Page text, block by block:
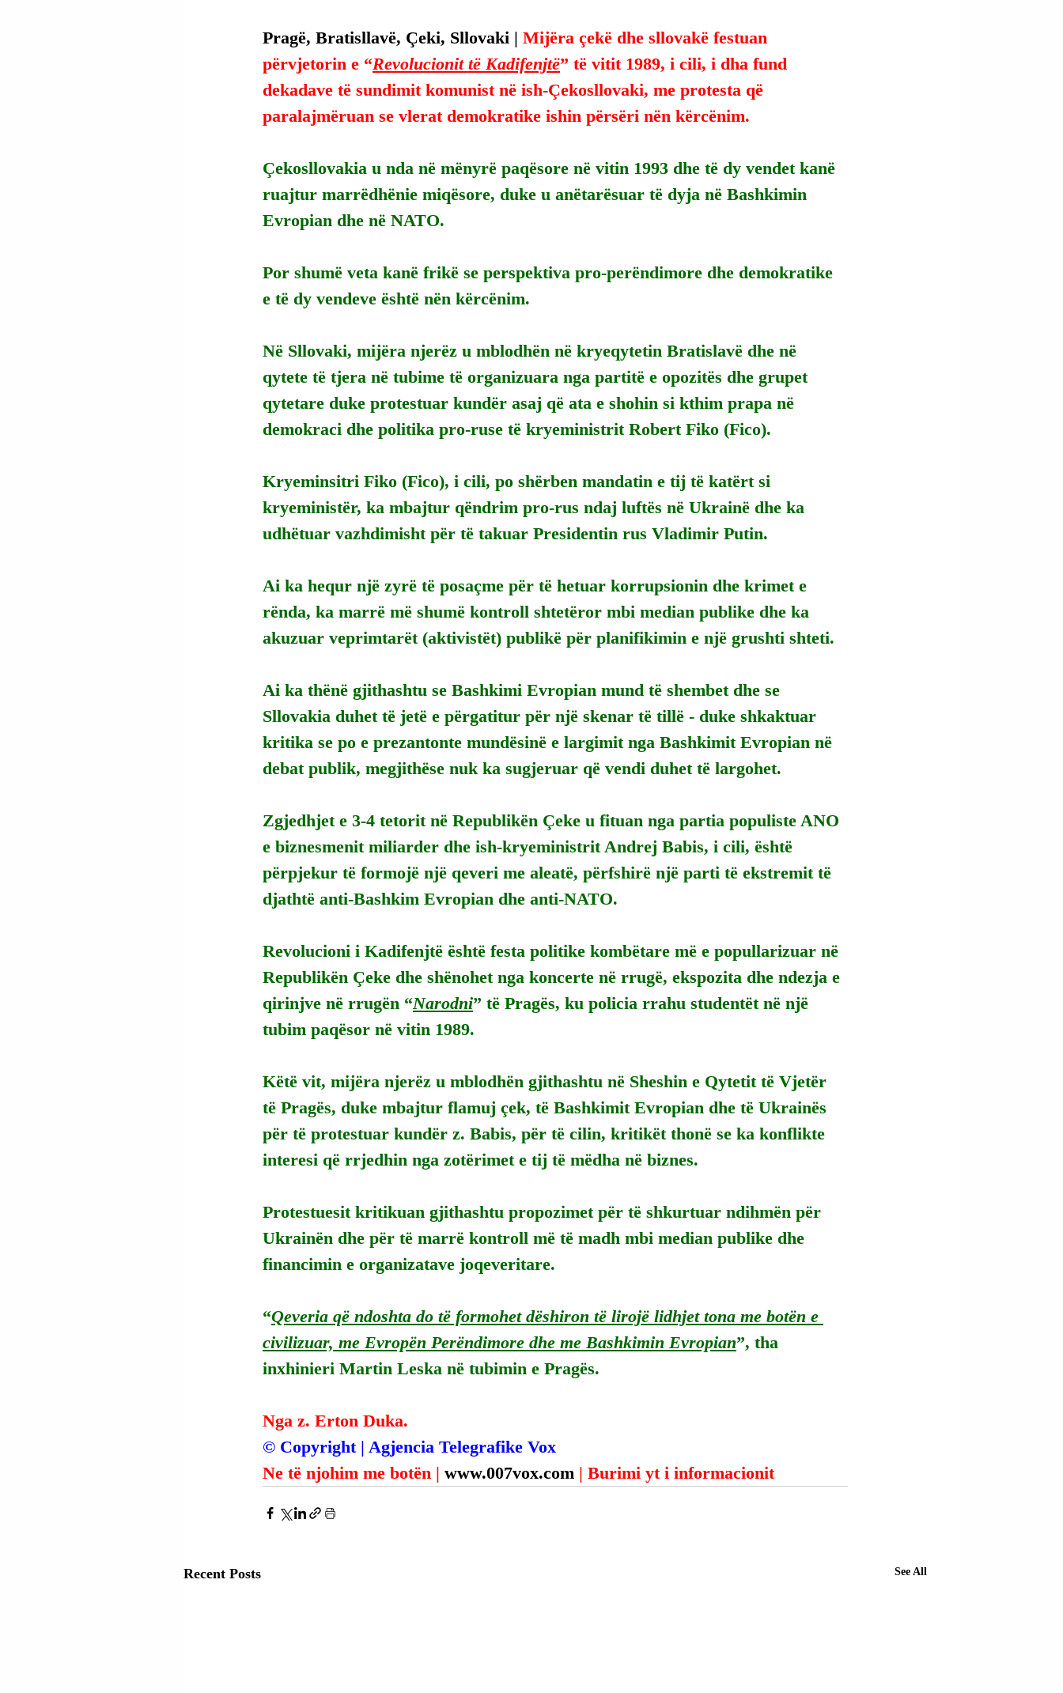
Pragë, Bratisllavë, Çeki, Sllovaki | Mijëra çekë dhe sllovakë festuan
përvjetorin e “Revolucionit të Kadifenjtë” të vitit 1989, i cili, i dha fund
dekadave të sundimit komunist në ish-Çekosllovaki, me protesta që
paralajmëruan se vlerat demokratike ishin përsëri nën kërcënim.
Çekosllovakia u nda në mënyrë paqësore në vitin 1993 dhe të dy vendet kanë
ruajtur marrëdhënie miqësore, duke u anëtarësuar të dyja në Bashkimin
Evropian dhe në NATO.
Por shumë veta kanë frikë se perspektiva pro-perëndimore dhe demokratike
e të dy vendeve është nën kërcënim.
Në Sllovaki, mijëra njerëz u mblodhën në kryeqytetin Bratislavë dhe në
qytete të tjera në tubime të organizuara nga partitë e opozitës dhe grupet
qytetare duke protestuar kundër asaj që ata e shohin si kthim prapa në
demokraci dhe politika pro-ruse të kryeministrit Robert Fiko (Fico).
Kryeminsitri Fiko (Fico), i cili, po shërben mandatin e tij të katërt si
kryeministër, ka mbajtur qëndrim pro-rus ndaj luftës në Ukrainë dhe ka
udhëtuar vazhdimisht për të takuar Presidentin rus Vladimir Putin.
Ai ka hequr një zyrë të posaçme për të hetuar korrupsionin dhe krimet e
rënda, ka marrë më shumë kontroll shtetëror mbi median publike dhe ka
akuzuar veprimtarët (aktivistët) publikë për planifikimin e një grushti shteti.
Ai ka thënë gjithashtu se Bashkimi Evropian mund të shembet dhe se
Sllovakia duhet të jetë e përgatitur për një skenar të tillë - duke shkaktuar
kritika se po e prezantonte mundësinë e largimit nga Bashkimit Evropian në
debat publik, megjithëse nuk ka sugjeruar që vendi duhet të largohet.
Zgjedhjet e 3-4 tetorit në Republikën Çeke u fituan nga partia populiste ANO
e biznesmenit miliarder dhe ish-kryeministrit Andrej Babis, i cili, është
përpjekur të formojë një qeveri me aleatë, përfshirë një parti të ekstremit të
djathtë anti-Bashkim Evropian dhe anti-NATO.
Revolucioni i Kadifenjtë është festa politike kombëtare më e popullarizuar në
Republikën Çeke dhe shënohet nga koncerte në rrugë, ekspozita dhe ndezja e
qirinjve në rrugën “Narodni” të Pragës, ku policia rrahu studentët në një
tubim paqësor në vitin 1989.
Këtë vit, mijëra njerëz u mblodhën gjithashtu në Sheshin e Qytetit të Vjetër
të Pragës, duke mbajtur flamuj çek, të Bashkimit Evropian dhe të Ukrainës
për të protestuar kundër z. Babis, për të cilin, kritikët thonë se ka konflikte
interesi që rrjedhin nga zotërimet e tij të mëdha në biznes.
Protestuesit kritikuan gjithashtu propozimet për të shkurtuar ndihmën për
Ukrainën dhe për të marrë kontroll më të madh mbi median publike dhe
financimin e organizatave joqeveritare.
“Qeveria që ndoshta do të formohet dëshiron të lirojë lidhjet tona me botën e
civilizuar, me Evropën Perëndimore dhe me Bashkimin Evropian”, tha
inxhinieri Martin Leska në tubimin e Pragës.
Nga z. Erton Duka.
© Copyright | Agjencia Telegrafike Vox
Ne të njohim me botën | www.007vox.com | Burimi yt i informacionit
Recent Posts See All